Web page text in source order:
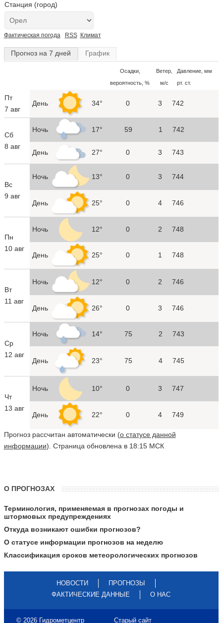
Станция (город)
Фактическая погода RSS Климат
Прогноз на 7 дней График
Осадки,
вероятность, %
Ветер,
м/с
Давление, мм
рт. ст.
Пт
7 авг
День 34° 0 3 742
Сб
8 авг
Ночь 17° 59 1 742
День 27° 0 3 743
Вс
9 авг
Ночь 13° 0 3 744
День 25° 0 4 746
Пн
10 авг
Ночь 12° 0 2 748
День 25° 0 1 748
Вт
11 авг
Ночь 12° 0 2 746
День 26° 0 3 746
Ср
12 авг
Ночь 14° 75 2 743
День 23° 75 4 745
Чт
13 авг
Ночь 10° 0 3 747
День 22° 0 4 749
Прогноз рассчитан автоматически (о статусе данной
информации). Страница обновлена в 18:15 МСК
О ПРОГНОЗАХ
Терминология, применяемая в прогнозах погоды и
штормовых предупреждениях
Откуда возникают ошибки прогнозов?
О статусе информации прогнозов на неделю
Классификация сроков метеорологических прогнозов
НОВОСТИ
ПРОГНОЗЫ
ФАКТИЧЕСКИЕ ДАННЫЕ
О НАС
© 2026 Гидрометцентр Старый сайт